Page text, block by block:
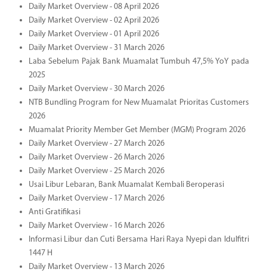
Daily Market Overview - 08 April 2026
Daily Market Overview - 02 April 2026
Daily Market Overview - 01 April 2026
Daily Market Overview - 31 March 2026
Laba Sebelum Pajak Bank Muamalat Tumbuh 47,5% YoY pada
2025
Daily Market Overview - 30 March 2026
NTB Bundling Program for New Muamalat Prioritas Customers
2026
Muamalat Priority Member Get Member (MGM) Program 2026
Daily Market Overview - 27 March 2026
Daily Market Overview - 26 March 2026
Daily Market Overview - 25 March 2026
Usai Libur Lebaran, Bank Muamalat Kembali Beroperasi
Daily Market Overview - 17 March 2026
Anti Gratifikasi
Daily Market Overview - 16 March 2026
Informasi Libur dan Cuti Bersama Hari Raya Nyepi dan Idulfitri
1447 H
Daily Market Overview - 13 March 2026